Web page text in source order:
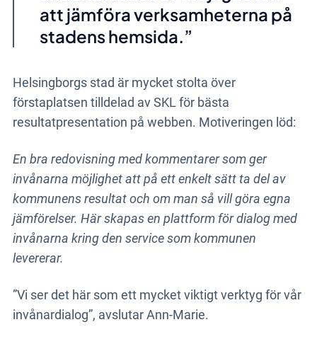
att jämföra verksamheterna på
stadens hemsida.
Helsingborgs stad är mycket stolta över
förstaplatsen tilldelad av SKL för bästa
resultatpresentation på webben. Motiveringen löd:
En bra redovisning med kommentarer som ger
invånarna möjlighet att på ett enkelt sätt ta del av
kommunens resultat och om man så vill göra egna
jämförelser. Här skapas en plattform för dialog med
invånarna kring den service som kommunen
levererar.
”Vi ser det här som ett mycket viktigt verktyg för vår
invånardialog”, avslutar Ann-Marie.